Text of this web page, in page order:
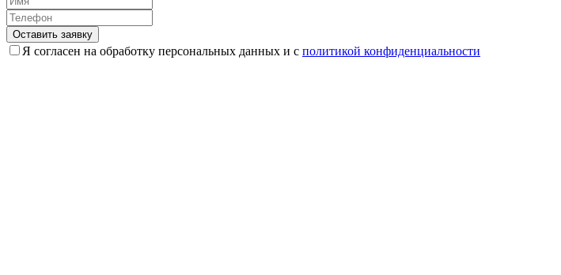
Оставить заявку
Я согласен на обработку персональных данных и с политикой конфиденциальности